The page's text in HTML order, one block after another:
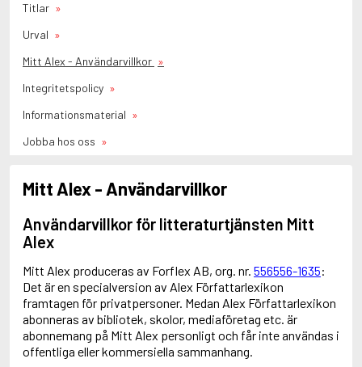
Titlar
Urval
Mitt Alex - Användarvillkor
Integritetspolicy
Informationsmaterial
Jobba hos oss
Mitt Alex - Användarvillkor
Användarvillkor för litteraturtjänsten Mitt
Alex
Mitt Alex produceras av Forflex AB, org. nr. 556556-1635:
Det är en specialversion av Alex Författarlexikon
framtagen för privatpersoner. Medan Alex Författarlexikon
abonneras av bibliotek, skolor, mediaföretag etc. är
abonnemang på Mitt Alex personligt och får inte användas i
offentliga eller kommersiella sammanhang.